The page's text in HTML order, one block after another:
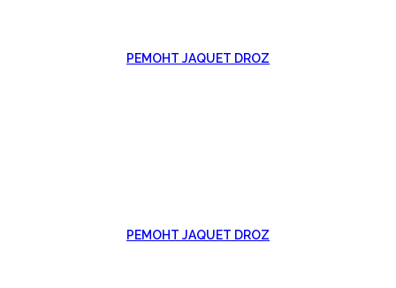
РЕМОНТ JAQUET DROZ
РЕМОНТ JAQUET DROZ